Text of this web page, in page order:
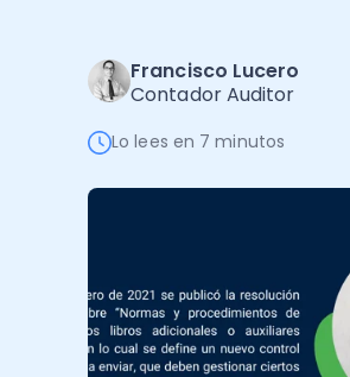
Administración Empresarial
Software Factura y Administración
Autores
Francisco Lucero
Contador Auditor
Lo lees en 7 minutos